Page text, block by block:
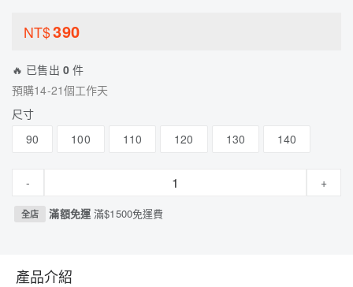
NT$390
🔥 已售出 0件
預購14-21個工作天
尺寸
90
100 110 120 130 140
- +
全店 滿額免運滿$1500免運費
產品介紹